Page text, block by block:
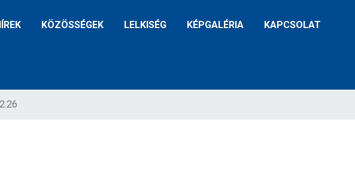
KÖZÖSSÉGEK LELKISÉG KÉPGALÉRIA KAPCSOLAT